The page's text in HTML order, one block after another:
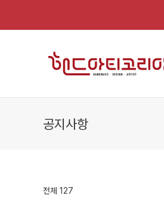
공지사항
전체 127